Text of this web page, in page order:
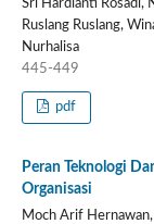
Sri Hardianti Rosadi,
Ruslang Ruslang,
Nurhalisa
445-449
pdf
Peran Teknologi
Organisasi
Moch Arif